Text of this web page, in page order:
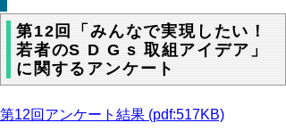
第12回「みんなで実現したい！
若者のS D G s 取組アイデア」
に関するアンケート
第12回アンケート結果 (pdf:517KB)